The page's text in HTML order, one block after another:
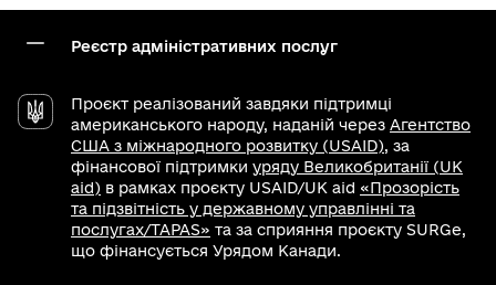
Реєстр адміністративних послуг
Проєкт реалізований завдяки підтримці
американського народу, наданій через Агентство
США з міжнародного розвитку (USAID), за
фінансової підтримки уряду Великобританії (UK
aid) в рамках проєкту USAID/UK aid «Прозорість
та підзвітність у державному управлінні та
послугах/TAPAS» та за сприяння проєкту SURGe,
що фінансується Урядом Канади.